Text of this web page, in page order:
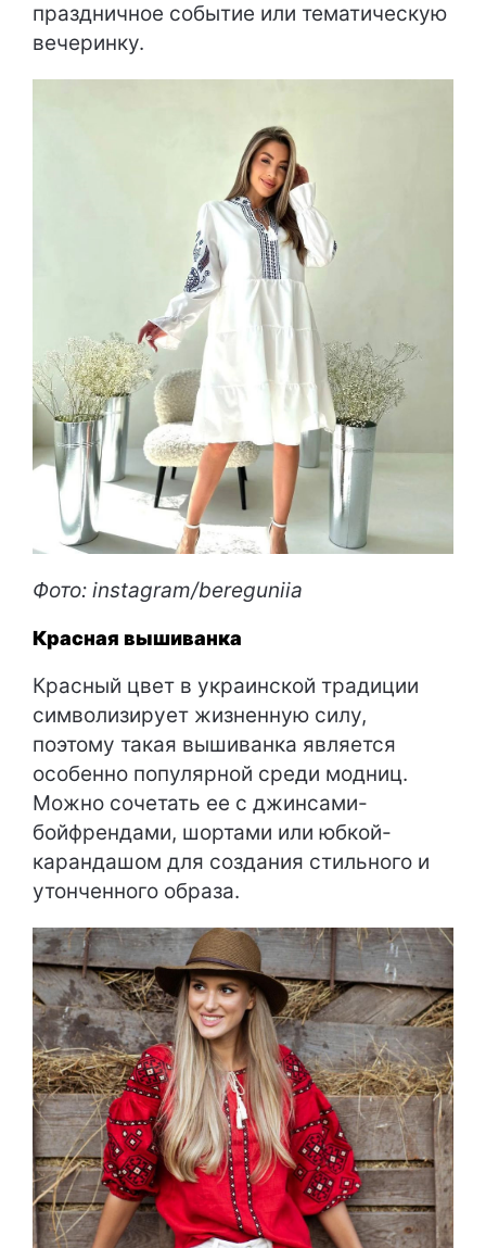
праздничное событие или тематическую
вечеринку.
Фото: instagram/bereguniia
Красная вышиванка
Красный цвет в украинской традиции
символизирует жизненную силу,
поэтому такая вышиванка является
особенно популярной среди модниц.
Можно сочетать ее с джинсами-
бойфрендами, шортами или юбкой-
карандашом для создания стильного и
утонченного образа.